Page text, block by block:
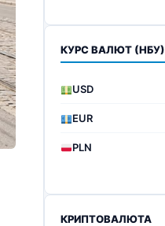
КУРС ВАЛЮТ (НБУ)
USD
EUR
PLN
КРИПТОВАЛЮТА